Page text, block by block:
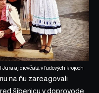
Jura aj dievčatá v ľudových krojoch
na ňu zareagovali
šibenicu v doprovode